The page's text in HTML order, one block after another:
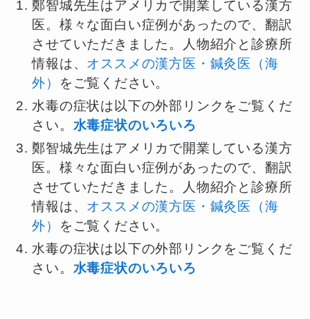
鄭智城先生はアメリカで開業している漢方
医。様々な面白い症例があったので、翻訳
させていただきました。人物紹介と診療所
情報は、 オススメの漢方医・鍼灸医（海
外）
をご覧ください。
水毒の症状は以下の外部リンクをご覧くだ
さい。 水毒症状のいろいろ
鄭智城先生はアメリカで開業している漢方
医。様々な面白い症例があったので、翻訳
させていただきました。人物紹介と診療所
情報は、 オススメの漢方医・鍼灸医（海
外）
をご覧ください。
水毒の症状は以下の外部リンクをご覧くだ
さい。 水毒症状のいろいろ